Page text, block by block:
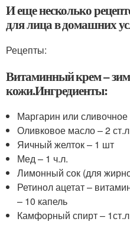
И еще несколько
для лица в домашних
Рецепты:
Витаминный крем –
кожи.Ингредиенты:
Маргарин или
Оливковое масло – 2
Яичный желток – 1 шт
Мед – 1 ч.л.
Лимонный сок (для
Ретинол ацетат –
– 10 капель
Камфорный спирт –